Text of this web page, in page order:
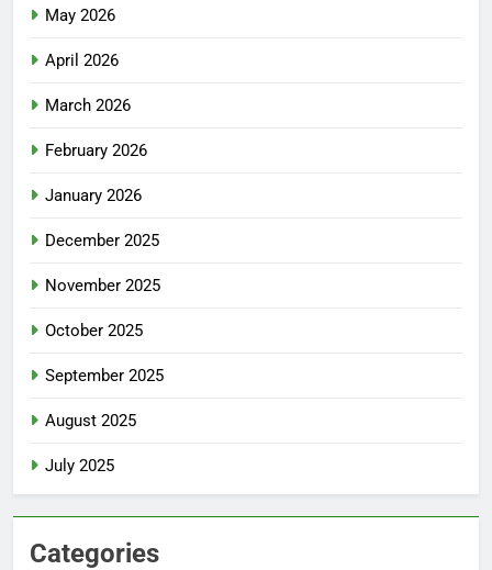
May 2026
April 2026
March 2026
February 2026
January 2026
December 2025
November 2025
October 2025
September 2025
August 2025
July 2025
Categories